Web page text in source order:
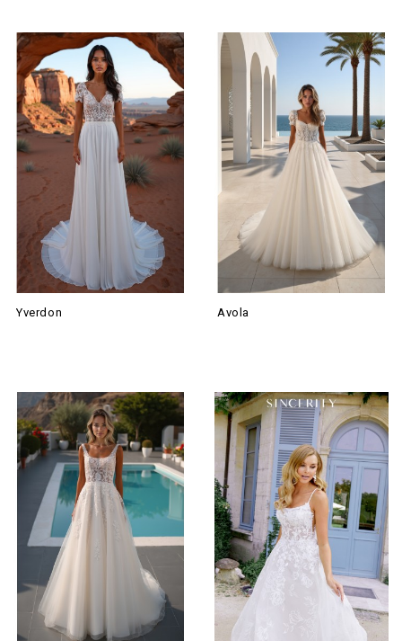
Yverdon Avola